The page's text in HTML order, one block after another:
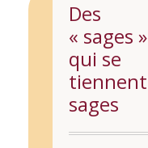
Des
« sages »
qui se
tiennent
sages